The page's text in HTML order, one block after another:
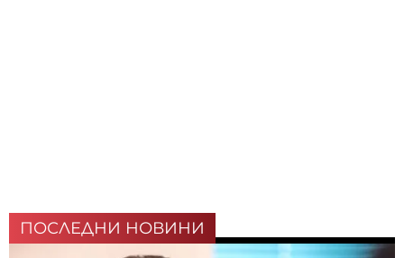
ПОСЛЕДНИ НОВИНИ